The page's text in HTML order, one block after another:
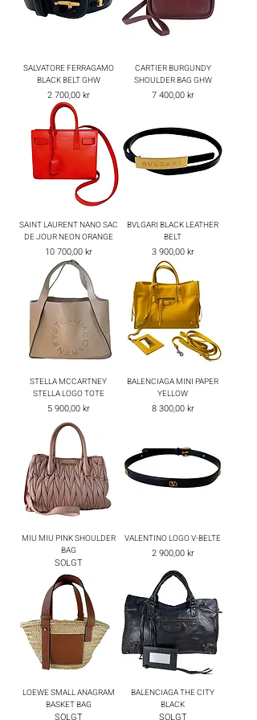
SALVATORE FERRAGAMO
BLACK BELT GHW
Pris
2 700,00 kr
CARTIER BURGUNDY
SHOULDER BAG GHW
Pris
7 400,00 kr
SAINT LAURENT NANO SAC
DE JOUR NEON ORANGE
Pris
10 700,00 kr
BVLGARI BLACK LEATHER
BELT
Pris
3 900,00 kr
STELLA MCCARTNEY
STELLA LOGO TOTE
Pris
5 900,00 kr
BALENCIAGA MINI PAPER
YELLOW
Pris
8 300,00 kr
MIU MIU PINK SHOULDER
BAG
SOLGT
VALENTINO LOGO V-BELTE
Pris
2 900,00 kr
LOEWE SMALL ANAGRAM
BASKET BAG
SOLGT
BALENCIAGA THE CITY
BLACK
SOLGT